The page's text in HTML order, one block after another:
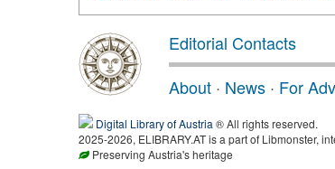
Editorial Contacts
About · News · For
Digital Library of Austria ® All rights reserved.
2025-2026, ELIBRARY.AT is a part of Libmonster,
Preserving Austria's heritage